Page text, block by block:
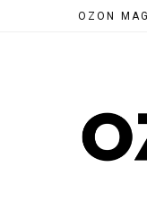
OZON